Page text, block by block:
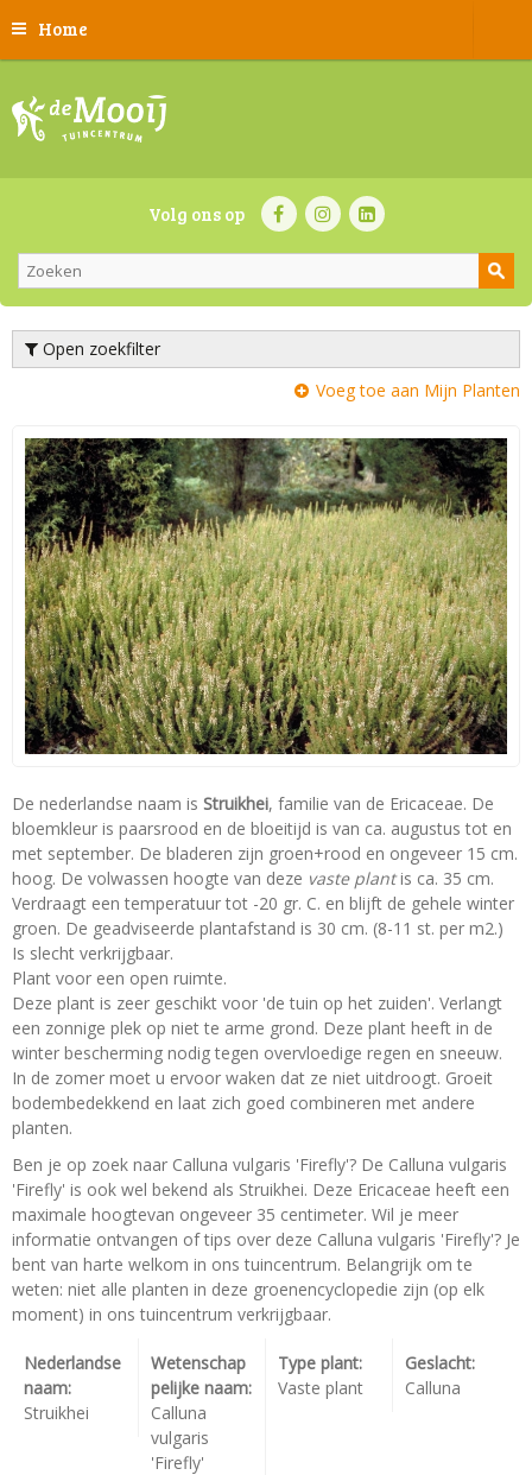
Home
Volg ons op
Open zoekfilter
Voeg toe aan Mijn Planten
De nederlandse naam is Struikhei, familie van de Ericaceae. De
bloemkleur is paarsrood en de bloeitijd is van ca. augustus tot en
met september. De bladeren zijn groen+rood en ongeveer 15 cm.
hoog. De volwassen hoogte van deze vaste plantis ca. 35 cm.
Verdraagt een temperatuur tot -20 gr. C. en blijft de gehele winter
groen. De geadviseerde plantafstand is 30 cm. (8-11 st. per m2.)
Is slecht verkrijgbaar.
Plant voor een open ruimte.
Deze plant is zeer geschikt voor 'de tuin op het zuiden'. Verlangt
een zonnige plek op niet te arme grond. Deze plant heeft in de
winter bescherming nodig tegen overvloedige regen en sneeuw.
In de zomer moet u ervoor waken dat ze niet uitdroogt. Groeit
bodembedekkend en laat zich goed combineren met andere
planten.
Ben je op zoek naar Calluna vulgaris 'Firefly'? De Calluna vulgaris
'Firefly' is ook wel bekend als Struikhei. Deze Ericaceae heeft een
maximale hoogtevan ongeveer 35 centimeter. Wil je meer
informatie ontvangen of tips over deze Calluna vulgaris 'Firefly'? Je
bent van harte welkom in ons tuincentrum. Belangrijk om te
weten: niet alle planten in deze groenencyclopedie zijn (op elk
moment) in ons tuincentrum verkrijgbaar.
Nederlandse
naam:
Struikhei
Wetenschap
pelijke naam:
Calluna
vulgaris
'Firefly'
Type plant:
Vaste plant
Geslacht:
Calluna